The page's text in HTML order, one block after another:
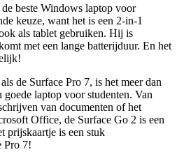
beste Windows laptop voor
keuze, want het is een 2-in-1
als tablet gebruiken. Hij is
met een lange batterijduur. En het
de Surface Pro 7, is het meer dan
goede laptop voor studenten. Van
van documenten of het
Office, de Surface Go 2 is een
prijskaartje is een stuk
Pro 7!